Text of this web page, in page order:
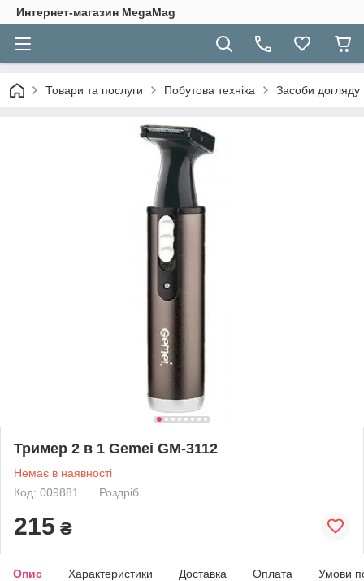
Интернет-магазин MegaMag
Товари та послуги Побутова техніка Засоби догляду
Тример 2 в 1 Gemei GM-3112
Немає в наявності
Код: 009881
Роздріб
215 ₴
Опис Характеристики Доставка Оплата Умови